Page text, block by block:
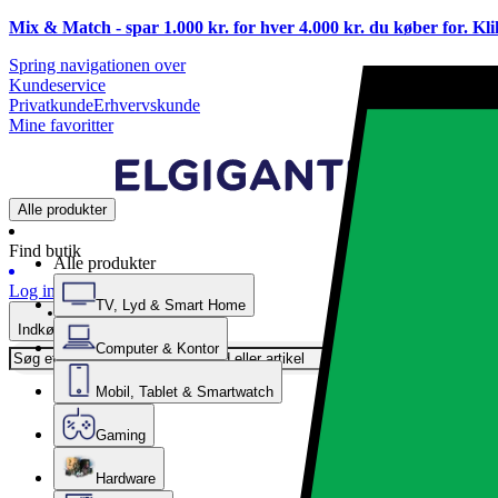
Mix & Match - spar 1.000 kr. for hver 4.000 kr. du køber for.
Spring navigationen over
Kundeservice
PrivatkundeErhvervskunde
Mine favoritter
Alle produkter
Find butik
Log ind
Indkøbskurv
Alle produkter
TV, Lyd & Smart Home
Computer & Kontor
Mobil, Tablet & Smartwatch
Gaming
Hardware